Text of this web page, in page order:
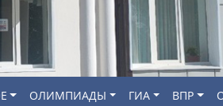
ОЛИМПИАДЫ ГИА ВПР